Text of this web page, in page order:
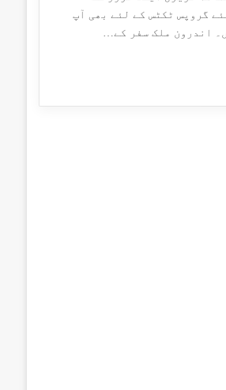
گروپس ٹکٹس کے لئے بھی آپ
اندرون ملک سفر کے…